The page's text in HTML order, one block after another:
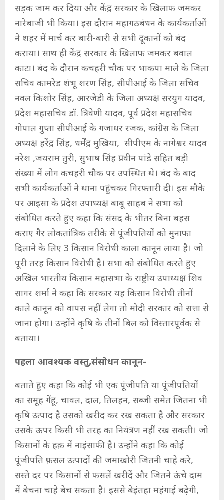
सड़क जाम कर दिया और केंद्र सरकार के खिलाफ जमकर
नारेबाजी भी किया। इस दौरान महागठबंधन के कार्यकर्ताओं
ने शहर में मार्च कर बारी-बारी से सभी दूकानों को बंद
कराया। साथ ही केंद्र सरकार के खिलाफ जमकर बवाल
काटा। बंद के दौरान कचहरी चौक पर भाकपा माले के जिला
सचिव कामरेड शंभू शरण सिंह, सीपीआई के जिला सचिव
नवल किशोर सिंह, आरजेडी के जिला अध्यक्ष सरयुग यादव,
प्रदेश महासचिव डॉ. त्रिवेणी यादव, पूर्व प्रदेश महासचिव
गोपाल गुप्ता सीपीआई के गजाधर रजक, कांग्रेस के जिला
अध्यक्ष हरेंद्र सिंह, धर्मेंद्र मुखिया, सीपीएम के नागेश्वर यादव
नरेश ,जयराम तुरी, सुभाष सिंह प्रवीन पांडे सहित बड़ी
संख्या में लोग कचहरी चौक पर उपस्थित थे। बंद के बाद
सभी कार्यकर्ताओं ने थाना पहुंचकर गिरफ़्तारी दी। इस मौके
पर आइसा के प्रदेश उपाध्यक्ष बाबू साहब ने सभा को
संबोधित करते हुए कहा कि संसद के भीतर बिना बहस
कराए गैर लोकतांत्रिक तरीके से पूंजीपतियों को मुनाफा
दिलाने के लिए 3 किसान विरोधी काला कानून लाया है। जो
पूरी तरह किसान विरोधी है। सभा को संबोधित करते हुए
अखिल भारतीय किसान महासभा के राष्ट्रीय उपाध्यक्ष शिव
सागर शर्मा ने कहा कि सरकार यह किसान विरोधी तीनों
काले कानून को वापस नहीं लेगा तो मोदी सरकार को सत्ता से
जाना होगा। उन्होंने कृषि के तीनों बिल को विस्तारपूर्वक से
बताया।
पहला आवश्यक वस्तु,संसोधन कानून-
बताते हुए कहा कि कोई भी एक पूंजीपति या पूंजीपतियों
का समूह गेंहू, चावल, दाल, तिलहन, सब्जी समेत जितना भी
कृषि उत्पाद है उसको खरीद कर रख सकता है और सरकार
उसके ऊपर किसी भी तरह का नियंत्रण नहीं रख सकती। जो
किसानों के हक़ में नाइंसाफी है। उन्होंने कहा कि कोई
पूंजीपति फ़सल उत्पादों की जमाखोरी जितनी चाहे करे,
सस्ते दर पर किसानों से फसलें खरीदें और जितने ऊंचे दाम
में बेचना चाहे बेच सकता है। इससे बेइंतहा महंगाई बढ़ेगी,